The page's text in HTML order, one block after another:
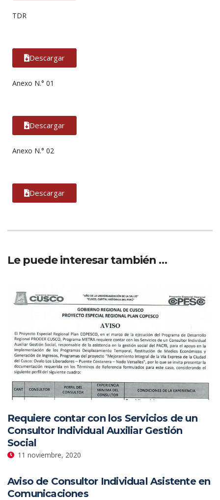
TDR
Descargar
Anexo N.° 01
Descargar
Anexo N.° 02
Descargar
Le puede interesar también …
Requiere contar con los Servicios de un
Consultor Individual Auxiliar Gestión
Social
11 noviembre, 2020
Aviso de Consultor Individual Asistente en
Comunicaciones